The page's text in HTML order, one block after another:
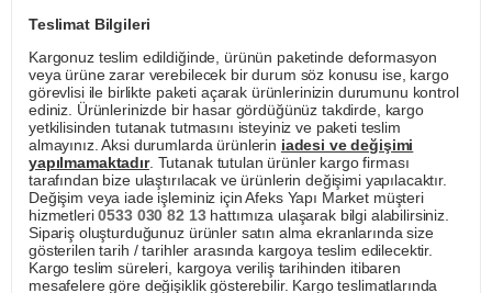
Teslimat Bilgileri
Kargonuz teslim edildiğinde, ürünün paketinde deformasyon
veya ürüne zarar verebilecek bir durum söz konusu ise, kargo
görevlisi ile birlikte paketi açarak ürünlerinizin durumunu kontrol
ediniz. Ürünlerinizde bir hasar gördüğünüz takdirde, kargo
yetkilisinden tutanak tutmasını isteyiniz ve paketi teslim
almayınız. Aksi durumlarda ürünlerin iadesi ve değişimi
yapılmamaktadır. Tutanak tutulan ürünler kargo firması
tarafından bize ulaştırılacak ve ürünlerin değişimi yapılacaktır.
Değişim veya iade işleminiz için Afeks Yapı Market müşteri
hizmetleri0533 030 82 13hattımıza ulaşarak bilgi alabilirsiniz.
Sipariş oluşturduğunuz ürünler satın alma ekranlarında size
gösterilen tarih / tarihler arasında kargoya teslim edilecektir.
Kargo teslim süreleri, kargoya veriliş tarihinden itibaren
mesafelere göre değişiklik gösterebilir. Kargo teslimatlarında